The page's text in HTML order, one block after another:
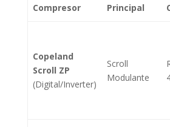
Compresor
Principal
Copeland
Scroll ZP
(Digital/Inverter)
Scroll
Modulante